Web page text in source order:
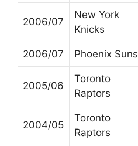
2006/07
New York
Knicks
2006/07 Phoenix Suns
2005/06
Toronto
Raptors
2004/05
Toronto
Raptors